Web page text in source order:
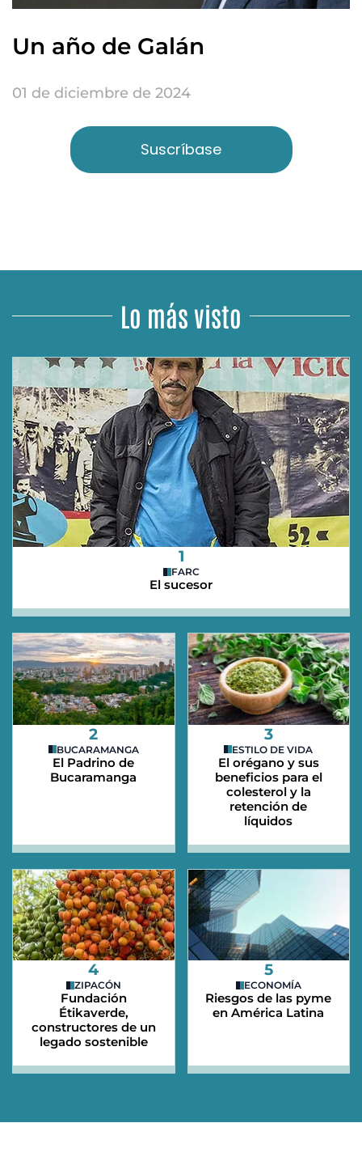
Un año de Galán
01 de diciembre de 2024
Suscríbase
Lo más visto
1
FARC
El sucesor
2
BUCARAMANGA
El Padrino de
Bucaramanga
3
ESTILO DE VIDA
El orégano y sus
beneficios para el
colesterol y la
retención de
líquidos
4
ZIPACÓN
Fundación
Étikaverde,
constructores de un
legado sostenible
5
ECONOMÍA
Riesgos de las pyme
en América Latina